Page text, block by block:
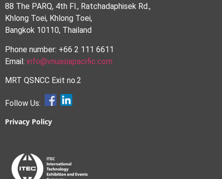
88 The PARQ, 4th Fl., Ratchadaphisek Rd.,
Khlong Toei, Khlong Toei,
Bangkok 10110, Thailand
Phone number: +66 2 111 6611
Email: info@vnuasiapacific.com
MRT QSNCC Exit no.2
Follow Us:
Privacy Policy